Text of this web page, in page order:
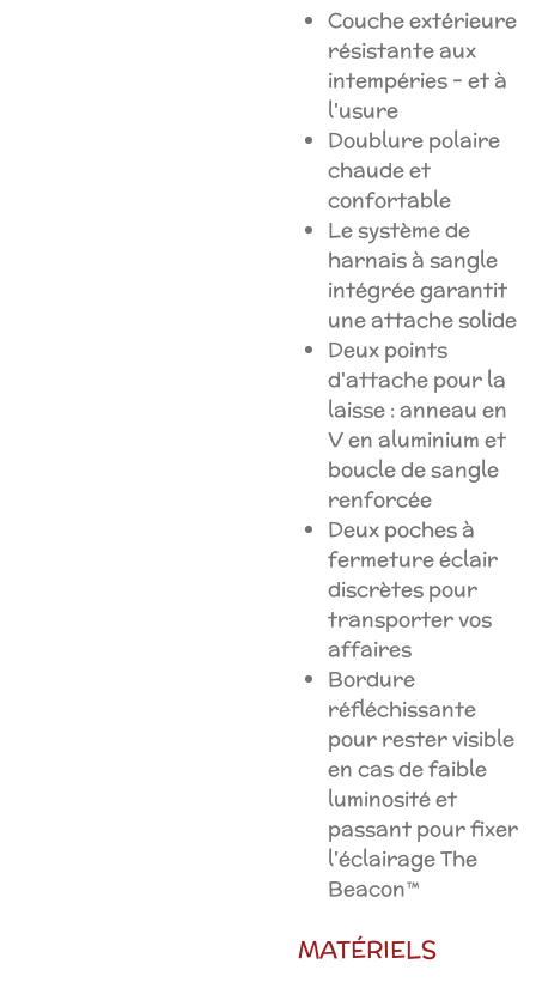
Couche extérieure
résistante aux
intempéries - et à
l'usure
Doublure polaire
chaude et
confortable
Le système de
harnais à sangle
intégrée garantit
une attache solide
Deux points
d'attache pour la
laisse : anneau en
V en aluminium et
boucle de sangle
renforcée
Deux poches à
fermeture éclair
discrètes pour
transporter vos
affaires
Bordure
réfléchissante
pour rester visible
en cas de faible
luminosité et
passant pour fixer
l'éclairage The
Beacon™
MATÉRIELS